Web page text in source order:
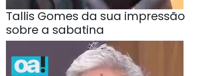
Tallis Gomes da sua impressão
sobre a sabatina